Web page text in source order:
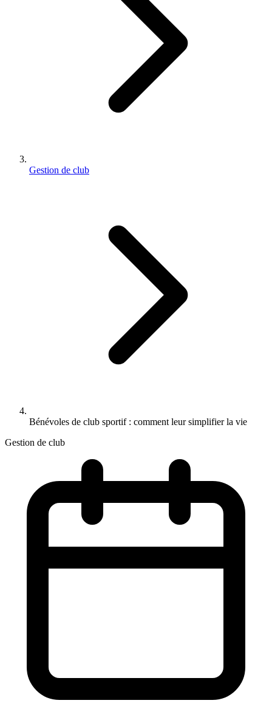
Gestion de club
Bénévoles de club sportif : comment leur simplifier la vie
Gestion de club